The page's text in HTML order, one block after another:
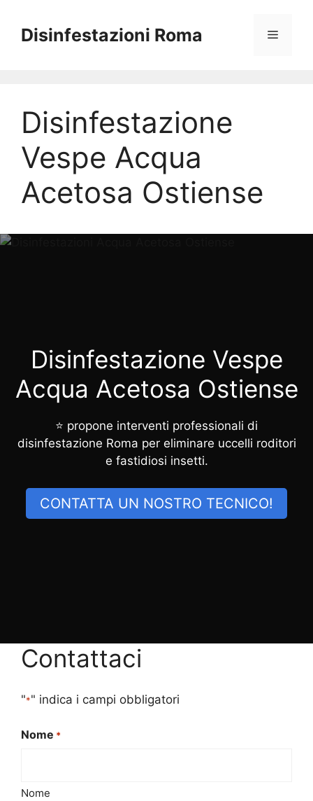
contenuto
Disinfestazioni Roma Menu
Disinfestazione
Vespe Acqua
Acetosa Ostiense
Disinfestazione Vespe
Acqua Acetosa Ostiense
⭐ propone interventi professionali di
disinfestazione Roma per eliminare uccelli roditori
e fastidiosi insetti.
CONTATTA UN NOSTRO TECNICO!
Contattaci
"*" indica i campi obbligatori
Nome *
Nome